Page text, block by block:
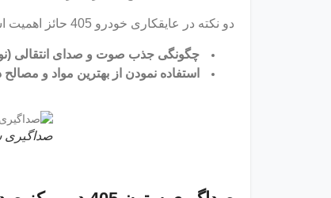
دو نکته در عایقکاری خودرو 405 حائز اهمیت است :
چگونگی جذب صوت و صدای انتقالی
استفاده نمودن از بهترین مواد و
صداگیری